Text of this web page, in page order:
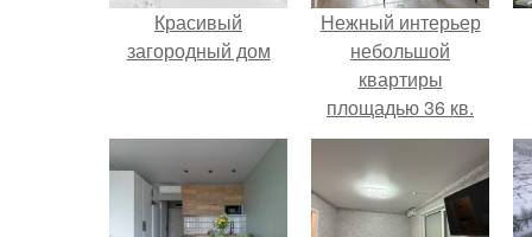
Красивый
загородный дом
Нежный интерьер
небольшой
квартиры
площадью 36 кв.